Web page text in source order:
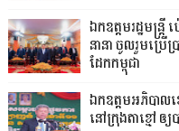
ឯកឧត្តមរដ្ឋមន្ត្
នានា ចូលរួមប្រើ
ដែកកម្ពុជា
ឯកឧត្តមអភិបាល
នៅក្រុងតាខ្មៅ ឲ្យ